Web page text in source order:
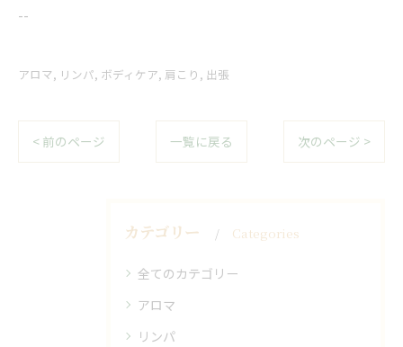
--
アロマ リンパ ボディケア 肩こり 出張
< 前のページ 一覧に戻る 次のページ >
カテゴリー Categories
全てのカテゴリー
アロマ
リンパ